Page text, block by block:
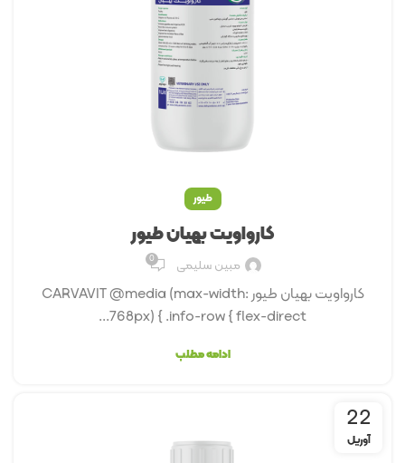
طیور
کارواویت بهیان طیور
مبین سلیمی 0
کارواوﯾﺖ بهیان طیور CARVAVIT @media (max-width:
768px) { .info-row { flex-direct...
ادامه مطلب
22
آوریل